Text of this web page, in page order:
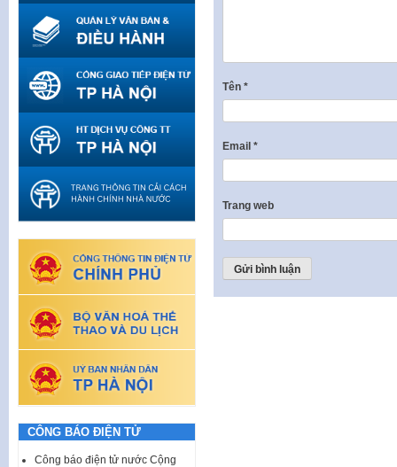
Tên *
Email *
Trang web
CÔNG BÁO ĐIỆN TỬ
Công báo điện tử nước Cộng